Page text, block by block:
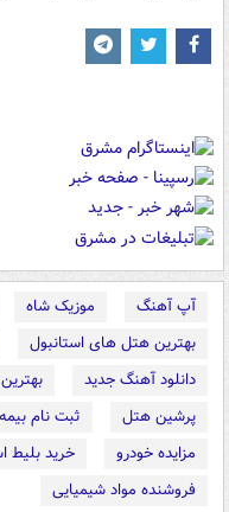
آپ آهنگ موزیک شاه
بهترین هتل های استانبول
دانلود آهنگ جدید
پرشین هتل
ثبت نام
مزایده خودرو
خرید بلیط
فروشنده مواد شیمیایی